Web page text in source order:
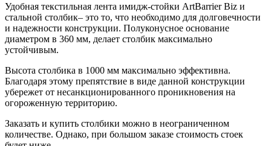
Удобная текстильная лента имидж-стойки ArtBarrier Biz и
стальной столбик– это то, что необходимо для долговечности
и надежности конструкции. Полуконусное основание
диаметром в 360 мм, делает столбик максимально
устойчивым.
Высота столбика в 1000 мм максимально эффективна.
Благодаря этому препятствие в виде данной конструкции
убережет от несанкционированного проникновения на
огороженную территорию.
Заказать и купить столбики можно в неограниченном
количестве. Однако, при большом заказе стоимость стоек